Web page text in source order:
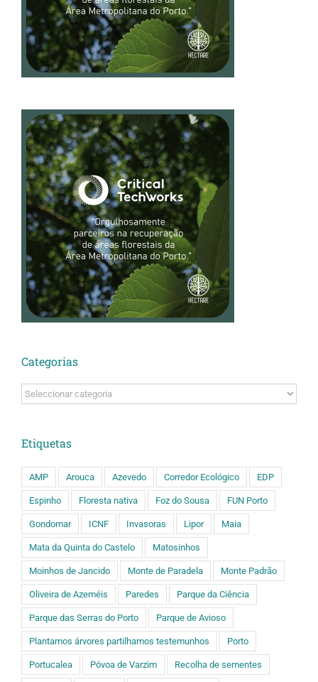
Categorias
Categorias
Etiquetas
AMP Arouca Azevedo Corredor Ecológico EDP
Espinho Floresta nativa Foz do Sousa FUN Porto
Gondomar ICNF Invasoras Lipor Maia
Mata da Quinta do Castelo Matosinhos
Moinhos de Jancido Monte de Paradela Monte Padrão
Oliveira de Azeméis Paredes Parque da Ciência
Parque das Serras do Porto Parque de Avioso
Plantamos árvores partilhamos testemunhos Porto
Portucalea Póvoa de Varzim Recolha de sementes